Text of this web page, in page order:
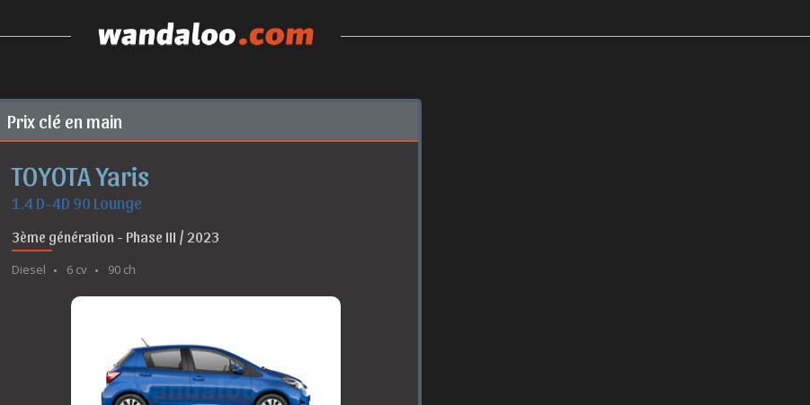
Prix clé en main
TOYOTA Yaris
1.4 D-4D 90 Lounge
3ème génération - Phase III / 2023
Diesel 6 cv 90 ch